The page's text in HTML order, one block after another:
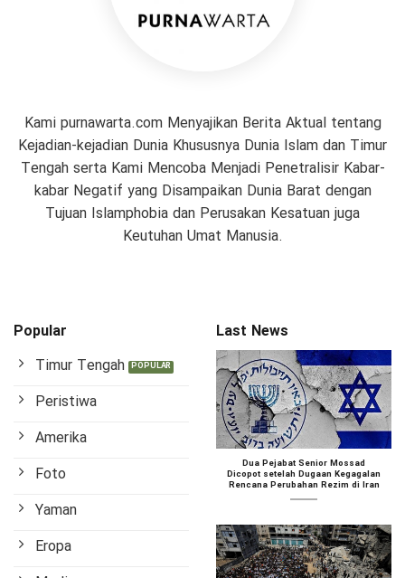
Kami purnawarta.com Menyajikan Berita Aktual tentang
Kejadian-kejadian Dunia Khususnya Dunia Islam dan Timur
Tengah serta Kami Mencoba Menjadi Penetralisir Kabar-
kabar Negatif yang Disampaikan Dunia Barat dengan
Tujuan Islamphobia dan Perusakan Kesatuan juga
Keutuhan Umat Manusia.
Popular
Timur Tengah
Peristiwa
Amerika
Foto
Yaman
Eropa
Last News
Dua Pejabat Senior Mossad
Dicopot setelah Dugaan Kegagalan
Rencana Perubahan Rezim di Iran